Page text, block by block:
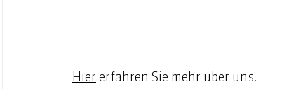
Hier erfahren Sie mehr über uns.